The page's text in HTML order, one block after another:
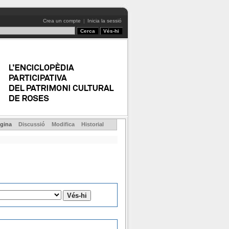
Crea un compte | Inicia la sessió
Discussió Modifica Historial